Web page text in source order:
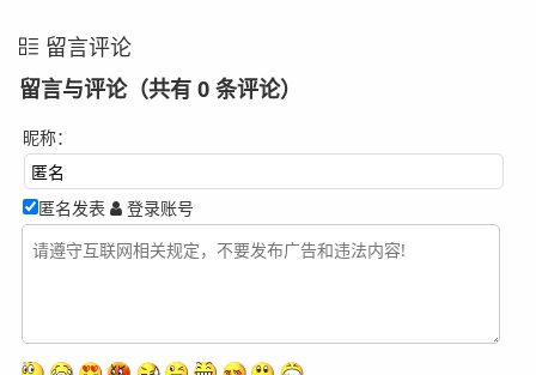
留言评论
留言与评论（共有 0 条评论）
昵称：
匿名发表 登录账号